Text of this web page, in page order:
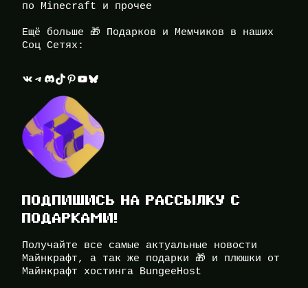
по Minecraft и прочее
Ещё больше 🎁 Подарков и Мемчиков в наших
Соц Сетях:
ВКонтакте Telegram Discord TikTok Pinterest YouTube Bluesky
ПОДПИШИСЬ НА РАССЫЛКУ С
ПОДАРКАМИ!
Получайте все самые актуальные новости
Майнкрафт, а так же подарки 🎁 и плюшки от
Майнкрафт хостинга BungeeHost